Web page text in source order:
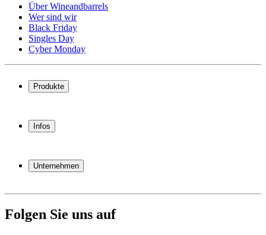
Über Wineandbarrels
Wer sind wir
Black Friday
Singles Day
Cyber Monday
Produkte
Weinregal
Weinmöbel
Infos
Garantie
Bezahlung
Rückgabe
Unternehmen
Black Friday
Singles Day
Folgen Sie uns auf